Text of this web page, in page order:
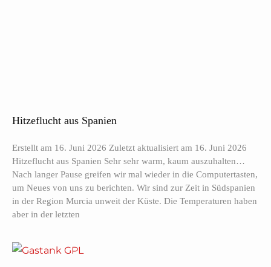
Hitzeflucht aus Spanien
Erstellt am 16. Juni 2026 Zuletzt aktualisiert am 16. Juni 2026
Hitzeflucht aus Spanien Sehr sehr warm, kaum auszuhalten…
Nach langer Pause greifen wir mal wieder in die Computertasten,
um Neues von uns zu berichten. Wir sind zur Zeit in Südspanien
in der Region Murcia unweit der Küste. Die Temperaturen haben
aber in der letzten